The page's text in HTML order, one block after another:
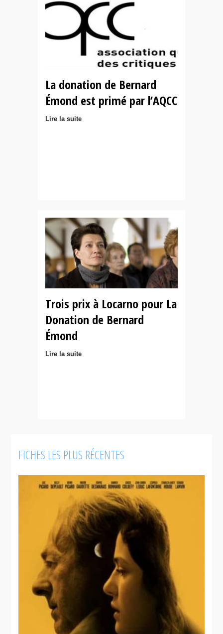
La donation de Bernard
Émond est primé par l’AQCC
Lire la suite
Trois prix à Locarno pour La
Donation de Bernard
Émond
Lire la suite
FICHES LES PLUS RÉCENTES